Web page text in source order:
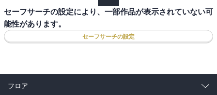
セーフサーチの設定により、一部作品が表示されていない可
能性があります。
セーフサーチの設定
フロア